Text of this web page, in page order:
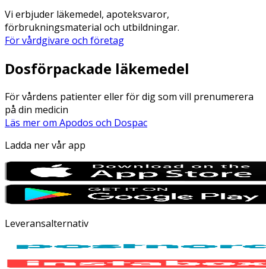
Vi erbjuder läkemedel, apoteksvaror,
förbrukningsmaterial och utbildningar.
För vårdgivare och företag
Dosförpackade läkemedel
För vårdens patienter eller för dig som vill prenumerera
på din medicin
Läs mer om Apodos och Dospac
Ladda ner vår app
Leveransalternativ